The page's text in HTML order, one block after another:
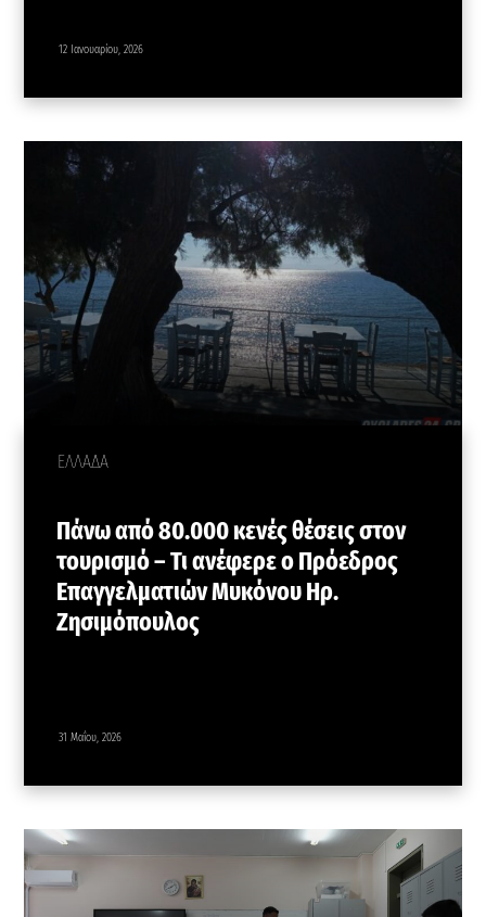
12 Ιανουαρίου, 2026
ΕΛΛΑΔΑ
Πάνω από 80.000 κενές θέσεις στον
τουρισμό – Τι ανέφερε ο Πρόεδρος
Επαγγελματιών Μυκόνου Ηρ.
Ζησιμόπουλος
31 Μαΐου, 2026